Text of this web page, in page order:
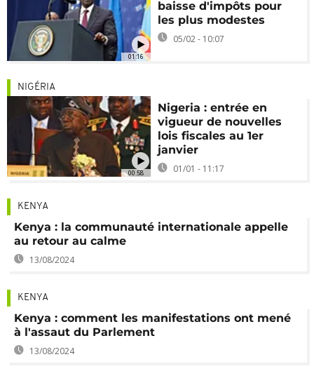
01:16
baisse d'impôts pour
les plus modestes
05/02 - 10:07
00:58
NIGÉRIA
Nigeria : entrée en
vigueur de nouvelles
lois fiscales au 1er
janvier
01/01 - 11:17
KENYA
Kenya : la communauté internationale appelle
au retour au calme
13/08/2024
KENYA
Kenya : comment les manifestations ont mené
à l'assaut du Parlement
13/08/2024